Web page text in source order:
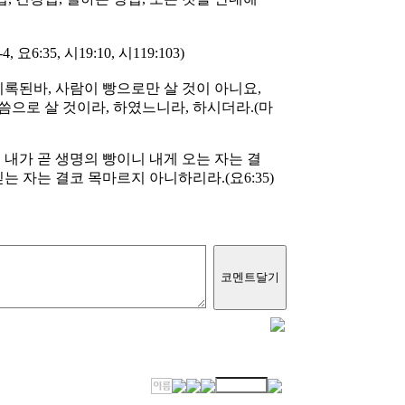
6:35, 시19:10, 시119:103)
된바, 사람이 빵으로만 살 것이 아니요,
으로 살 것이라, 하였느니라, 하시더라.(마
가 곧 생명의 빵이니 내게 오는 자는 결
자는 결코 목마르지 아니하리라.(요6:35)